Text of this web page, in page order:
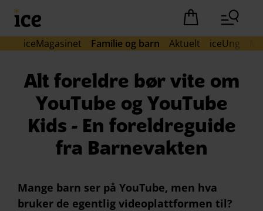
Hopp til hovedinnhold (Trykk Enter)
Det er ingen
iceMagasinet
Familie og barn Aktuelt iceUng
Alt foreldre bør vite om
YouTube og YouTube
Kids - En foreldreguide
fra Barnevakten
Mange barn ser på YouTube, men hva
bruker de egentlig videoplattformen til?